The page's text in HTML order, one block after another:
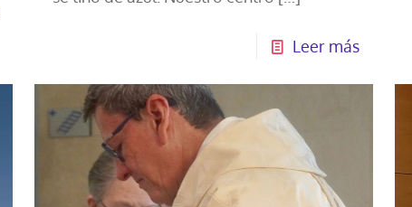
Leer más